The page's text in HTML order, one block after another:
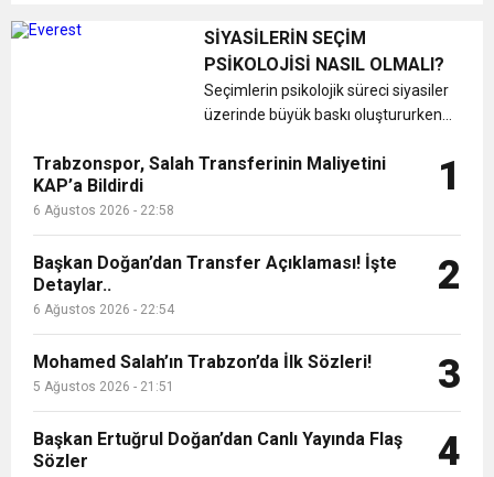
Trabzonspor Mitongo Transferini KAP’a Bildirdi
KAP’a Bildirdi
ilişkisinin önemini anlattı. Çocuklar,
anne-babaların üzerine titrediği en
değerli varlıklarıdır. Özellikle be...
SİYASİLERİN SEÇİM
PSİKOLOJİSİ NASIL OLMALI?
Seçimlerin psikolojik süreci siyasiler
üzerinde büyük baskı oluştururken
hata geri dönülmez sonuçlar
Trabzonspor, Salah Transferinin Maliyetini
KAP’a Bildirdi
6 Ağustos 2026 - 22:58
1
Başkan Doğan’dan Transfer Açıklaması! İşte
Detaylar..
6 Ağustos 2026 - 22:54
2
Mohamed Salah’ın Trabzon’da İlk Sözleri!
5 Ağustos 2026 - 21:51 3
Başkan Ertuğrul Doğan’dan Canlı Yayında Flaş
Sözler
4